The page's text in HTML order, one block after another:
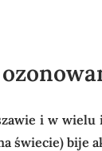
i w wielu
świecie) bije